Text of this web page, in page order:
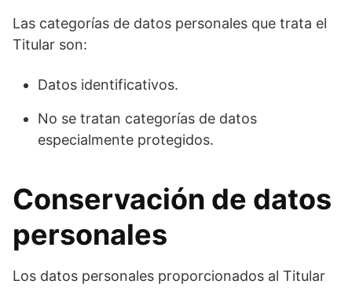
Las categorías de datos personales que trata el
Titular son:
Datos identificativos.
No se tratan categorías de datos
especialmente protegidos.
Conservación de datos
personales
Los datos personales proporcionados al Titular